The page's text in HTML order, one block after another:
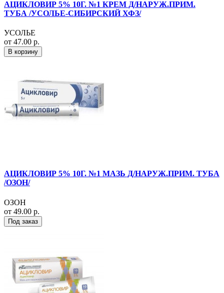
АЦИКЛОВИР 5% 10Г. №1 КРЕМ Д/НАРУЖ.ПРИМ.
ТУБА /УСОЛЬЕ-СИБИРСКИЙ ХФЗ/
УСОЛЬЕ
от 47.00 р.
В корзину
АЦИКЛОВИР 5% 10Г. №1 МАЗЬ Д/НАРУЖ.ПРИМ. ТУБА
/ОЗОН/
ОЗОН
от 49.00 р.
Под заказ